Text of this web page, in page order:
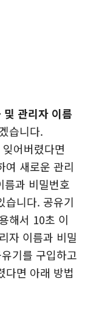
관리자 이름
습니다.
어버렸다면
여 새로운 관리
름과 비밀번호
니다. 공유기
해서 10초 이
자 이름과 비밀
기를 구입하고
다면 아래 방법